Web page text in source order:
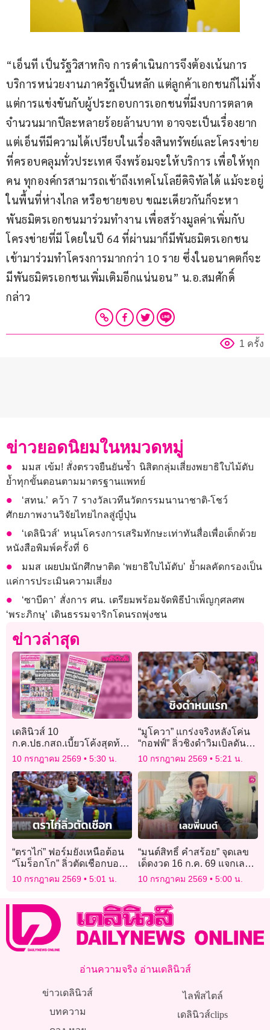
“เอ็นที เป็นรัฐวิสาหกิจ การดำเนินการจึงต้องเน้นการ
บริการหน่วยงานภาครัฐเป็นหลัก แต่ลูกค้าเอกชนก็ไม่ทิ้ง
แต่การแข่งขันกับผู้ประกอบการเอกชนที่มีงบการตลาด
จำนวนมากปีละหลายร้อยล้านบาท อาจจะเป็นเรื่องยาก
แต่เอ็นทีมีความได้เปรียบในเรื่องสินทรัพย์และโครงข่าย
ที่ครอบคลุมทั่วประเทศ จึงพร้อมจะให้บริการ เพื่อให้ทุก
คน ทุกองค์กรสามารถเข้าถึงเทคโนโลยีดิจิทัลได้ แม้จะอยู่
ในพื้นที่ห่างไกล หรือชายขอบ ขณะเดียวกันก็จะหา
พันธมิตรเอกชนมาร่วมทำงาน เพื่อสร้างมูลค่าเพิ่มกับ
โครงข่ายที่มี โดยในปี​ 64 ที่ผ่านมาก็มีพันธมิตรเอกชน
เข้ามาร่วมทำโครงการมากกว่า 10 ราย ซึ่งในอนาคตก็จะ
มีพันธมิตรเอกชนเพิ่มเติมอีกแน่นอน” น.อ.สมศักดิ์
กล่าว
1 ครั้ง
ข่าวยอดนิยมในหมวดหมู่
มมส เข้ม! สั่งตรวจยืนยันซ้ำ นิสิตกลุ่มเสี่ยงพยาธิใบไม้ตับ
ย้ำทุกขั้นตอนตามมาตรฐานแพทย์
‘สทน.’ คว้า 7 รางวัลเวทีนวัตกรรมนานาชาติ-โชว์
ศักยภาพงานวิจัยไทยไกลสู่ญี่ปุ่น
‘เดลินิวส์’ หนุนโครงการเสริมทักษะเท่าทันสื่อเพื่อเด็กด้วย
หนังสือพิมพ์ครั้งที่ 6
มมส เผยปมนักศึกษาติด ‘พยาธิใบไม้ตับ’ ย้ำผลคัดกรองเป็น
แค่การประเมินความเสี่ยง
‘ซาบีดา’ สั่งการ ศน. เตรียมพร้อมจัดพิธีบำเพ็ญกุศลศพ
‘พระภิกษุ’ เดินธรรมจาริกโดนรถพุ่งชน
ข่าวล่าสุด
เดลินิวส์ 10
ก.ค.ปธ.กสถ.เบี้ยวโค้งสุดท้าย
แจงโกงสอบ
10 กรกฎาคม 2569 5:30 น.
“มูโควา” แกร่งจริงหลังโค่น
“กอฟฟ์” ลิ่วชิงดำวิมเบิลดัน
หนแรก
10 กรกฎาคม 2569 5:21 น.
“ตราไก่” ฟอร์มยังเหนือต้อน
“โมร็อกโก” ลิ่วตัดเชือกบอล
โลก
10 กรกฎาคม 2569 5:01 น.
“มนต์สิทธิ์ คำสร้อย” จุดเลข
เด็ดงวด 16 ก.ค. 69 แจกเลข
5 ชุด พร้อมเลขวันเกิด
“แพรวพราว”
10 กรกฎาคม 2569 5:00 น.
อ่านความจริง อ่านเดลินิวส์
ข่าวเดลินิวส์
บทความ
ไลฟ์สไตล์
เดลินิวส์clips